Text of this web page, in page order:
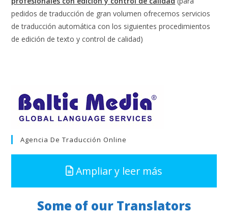
pedidos de traducción de gran volumen ofrecemos servicios
de traducción automática con los siguientes procedimientos
de edición de texto y control de calidad)
Agencia De Traducción Online
Ampliar y leer más
Some of our Translators